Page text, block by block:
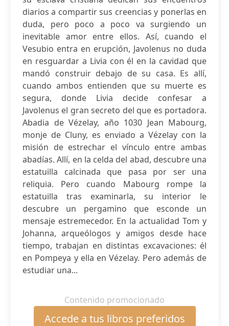
diarios a compartir sus creencias y ponerlas en
duda, pero poco a poco va surgiendo un
inevitable amor entre ellos. Así, cuando el
Vesubio entra en erupción, Javolenus no duda
en resguardar a Livia con él en la cavidad que
mandó construir debajo de su casa. Es allí,
cuando ambos entienden que su muerte es
segura, donde Livia decide confesar a
Javolenus el gran secreto del que es portadora.
Abadia de Vézelay, año 1030 Jean Mabourg,
monje de Cluny, es enviado a Vézelay con la
misión de estrechar el vínculo entre ambas
abadías. Allí, en la celda del abad, descubre una
estatuilla calcinada que pasa por ser una
reliquia. Pero cuando Mabourg rompe la
estatuilla tras examinarla, su interior le
descubre un pergamino que esconde un
mensaje estremecedor. En la actualidad Tom y
Johanna, arqueólogos y amigos desde hace
tiempo, trabajan en distintas excavaciones: él
en Pompeya y ella en Vézelay. Pero además de
estudiar una...
Contenido promocionado
Accede a tus libros preferidos